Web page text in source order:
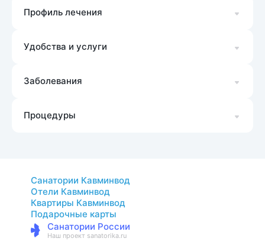
Профиль лечения
Удобства и услуги
Заболевания
Процедуры
Санатории Кавминвод
Отели Кавминвод
Квартиры Кавминвод
Подарочные карты
Санатории России
Наш проект sanatorika.ru